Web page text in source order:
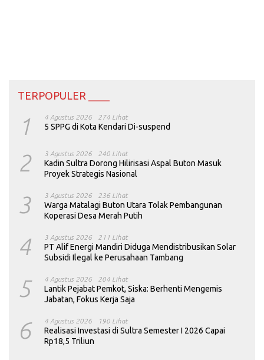
TERPOPULER ____
1 4 Agustus 2026 274 Lihat
5 SPPG di Kota Kendari Di-suspend
2 3 Agustus 2026 240 Lihat
Kadin Sultra Dorong Hilirisasi Aspal Buton Masuk
Proyek Strategis Nasional
3 3 Agustus 2026 236 Lihat
Warga Matalagi Buton Utara Tolak Pembangunan
Koperasi Desa Merah Putih
4 3 Agustus 2026 211 Lihat
PT Alif Energi Mandiri Diduga Mendistribusikan Solar
Subsidi Ilegal ke Perusahaan Tambang
5 4 Agustus 2026 204 Lihat
Lantik Pejabat Pemkot, Siska: Berhenti Mengemis
Jabatan, Fokus Kerja Saja
6 4 Agustus 2026 190 Lihat
Realisasi Investasi di Sultra Semester I 2026 Capai
Rp18,5 Triliun